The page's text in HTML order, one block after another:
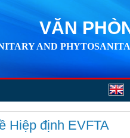
VĂN
AND
Hiệp định EVFTA